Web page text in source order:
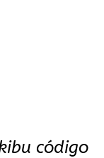
código